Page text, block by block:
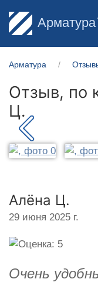
Арматура
Арматура
Отзыв, по
Ц.
Алёна Ц.
29 июня 2025 г.
Очень